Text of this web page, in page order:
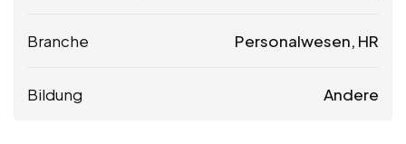
Branche Personalwesen, HR
Bildung Andere